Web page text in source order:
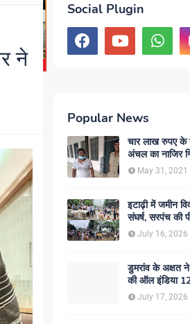
ने
Social Plugin
Popular News
चार लाख रुपए के
अंचल का नाजिर
जेल- sent jail
May 31, 2021
इटाढ़ी में जमीन
संघर्ष, सरपंच की
दो बेटे घायल,
July 16, 2026
डुमरांव के अक्षत
की ऑल इंडिया
ऑनलाइन पढ़ाई से
इतिहास
July 17, 2026